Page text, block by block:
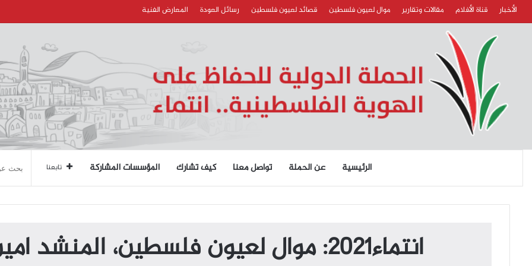
الأخبار قناة الأفلام مقالات وتقارير موال لعيون فلسطين قصائد لعيون فلسطين رسائل العودة المعارض الفنية
الرئيسية عن الحملة تواصل معنا كيف تشارك المؤسسات المشاركة تابعنا
انتماء2021: موال لعيون فلسطين، المنشد امين عصيري ، الاردن